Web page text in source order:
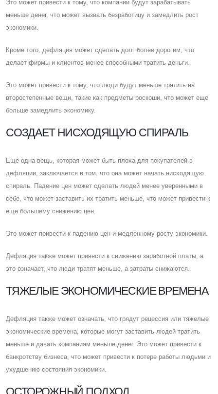
Это может привести к тому, что компании будут зарабатывать
меньше денег, что может вызвать безработицу и замедлить рост
экономики.
Кроме того, дефляция может сделать долг более дорогим, что
делает фирмы и клиентов менее способными тратить деньги.
Это может привести к тому, что люди будут меньше тратить на
второстепенные вещи, такие как предметы роскоши, что может еще
больше замедлить экономику.
CОЗДАЕТ НИСХОДЯЩУЮ СПИРАЛЬ
Eще одна вещь, которая может быть плоха для покупателей в
дефляции, заключается в том, что она может начать нисходящую
спираль. Падение цен может сделать людей менее уверенными в
себе, что может заставить их тратить меньше, что может привести к
еще большему снижению цен.
Это может привести к падению цен и медленному росту экономики.
Дефляция также может привести к снижению заработной платы, а
это означает, что люди тратят меньше, а затраты снижаются.
ТЯЖЕЛЫЕ ЭКОНОМИЧЕСКИЕ ВРЕМЕНА
Дефляция также может означать, что грядут рецессия или тяжелые
экономические времена, которые могут заставить людей тратить
меньше и давать компаниям меньше денег. Это может привести к
банкротству бизнеса, что может привести к потере работы людьми и
ухудшению состояния экономики.